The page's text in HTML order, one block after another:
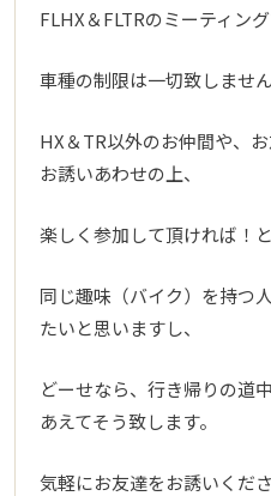
FLHX＆FLTRのミーティング
車種の制限は一切致しませ
HX＆TR以外のお仲間や、
お誘いあわせの上、
楽しく参加して頂ければ！と
同じ趣味（バイク）を持つ
たいと思いますし、
どーせなら、行き帰りの道
あえてそう致します。
気軽にお友達をお誘いくだ